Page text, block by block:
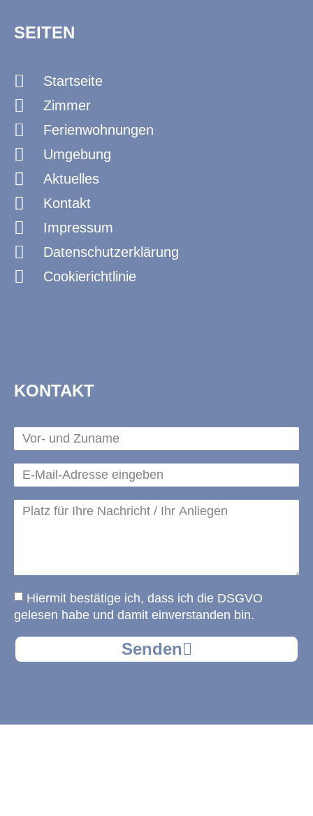
SEITEN
Startseite
Zimmer
Ferienwohnungen
Umgebung
Aktuelles
Kontakt
Impressum
Datenschutzerklärung
Cookierichtlinie
KONTAKT
Hiermit bestätige ich, dass ich die DSGVO
gelesen habe und damit einverstanden bin.
Senden